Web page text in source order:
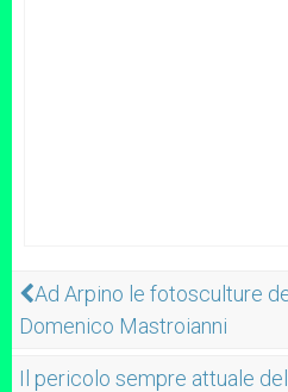
Ad Arpino le fotosculture
Domenico Mastroianni
Il pericolo sempre attuale